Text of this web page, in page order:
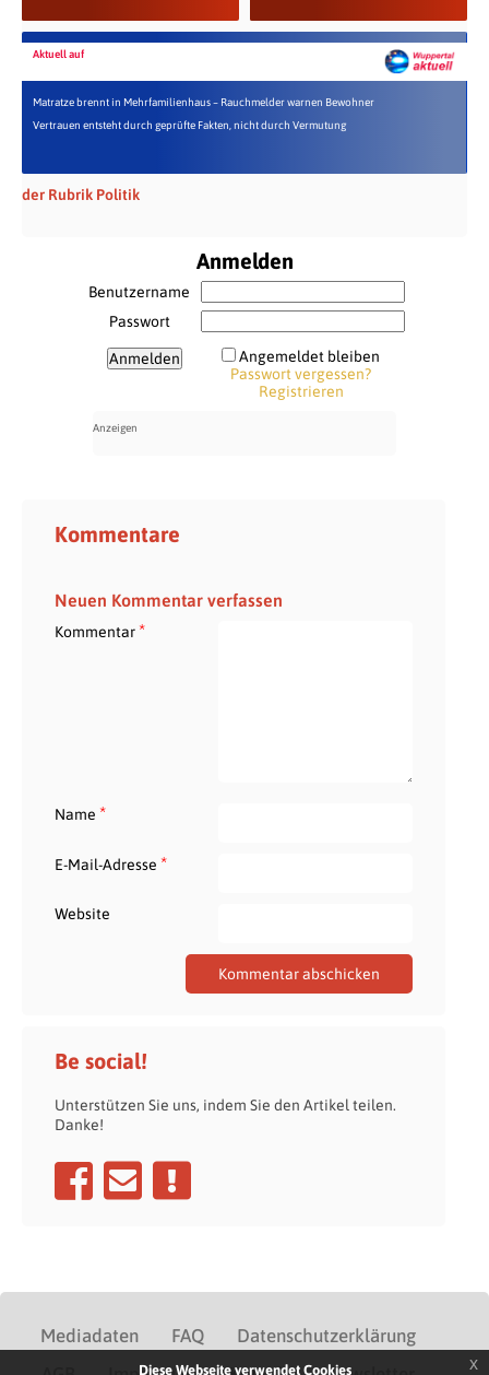
Aktuell auf
Matratze brennt in Mehrfamilienhaus – Rauchmelder warnen Bewohner
Vertrauen entsteht durch geprüfte Fakten, nicht durch Vermutung
der Rubrik Politik
Anmelden
Benutzername
Passwort
Angemeldet bleiben
Passwort vergessen?
Registrieren
Kommentare
Neuen Kommentar verfassen
Kommentar*
Name *
E-Mail-Adresse *
Website
Be social!
Unterstützen Sie uns, indem Sie den Artikel teilen.
Danke!
Mediadaten FAQ
Datenschutzerklärung
Diese Webseite verwendet Cookies x